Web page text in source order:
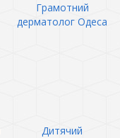
Грамотний
дерматолог Одеса
Дитячий